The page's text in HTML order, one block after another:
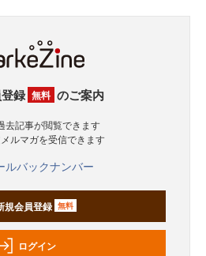
録 無料 のご案内
去記事が閲覧できます
メルマガを受信できます
ルバックナンバー
規会員登録 無料
ログイン